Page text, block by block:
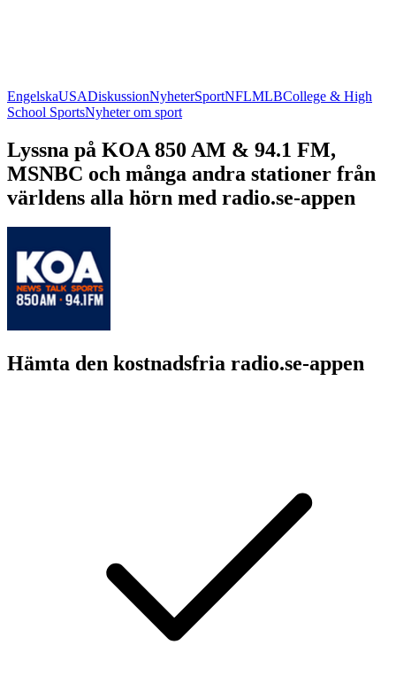
EngelskaUSADiskussionNyheterSportNFLMLBCollege & High
School SportsNyheter om sport
Lyssna på KOA 850 AM & 94.1 FM,
MSNBC och många andra stationer från
världens alla hörn med radio.se-appen
Hämta den kostnadsfria radio.se-appen